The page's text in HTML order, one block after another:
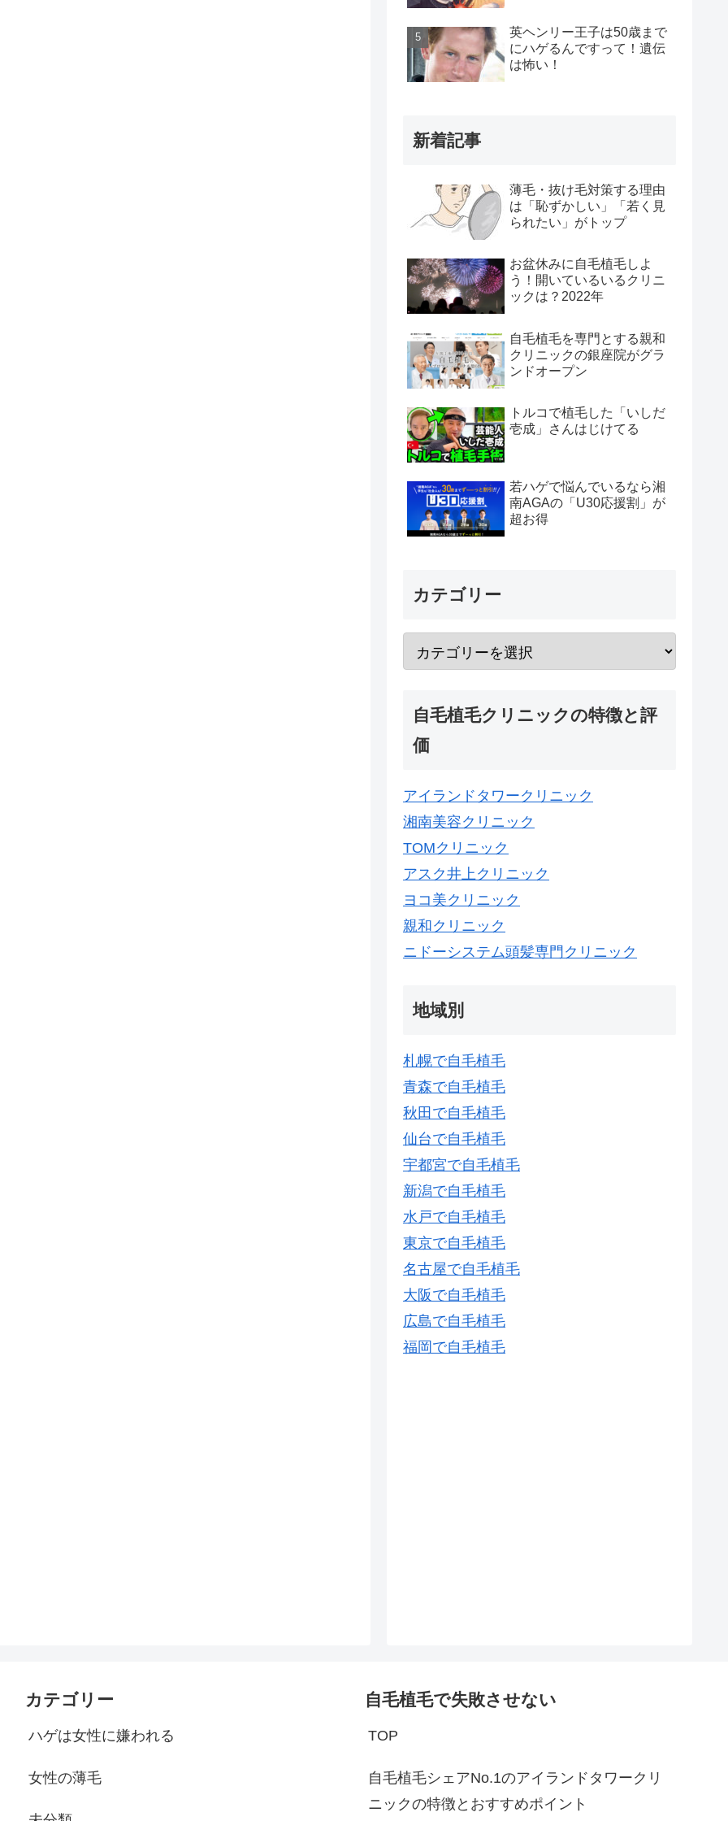
英ヘンリー王子は50歳まで
にハゲるんですって！遺伝
は怖い！
新着記事
薄毛・抜け毛対策する理由
は「恥ずかしい」「若く見
られたい」がトップ
お盆休みに自毛植毛しよ
う！開いているいるクリニ
ックは？2022年
自毛植毛を専門とする親和
クリニックの銀座院がグラ
ンドオープン
トルコで植毛した「いしだ
壱成」さんはじけてる
若ハゲで悩んでいるなら湘
南AGAの「U30応援割」が
超お得
カテゴリー
自毛植毛クリニックの特徴と評
価
アイランドタワークリニック
湘南美容クリニック
TOMクリニック
アスク井上クリニック
ヨコ美クリニック
親和クリニック
ニドーシステム頭髪専門クリニック
地域別
札幌で自毛植毛
青森で自毛植毛
秋田で自毛植毛
仙台で自毛植毛
宇都宮で自毛植毛
新潟で自毛植毛
水戸で自毛植毛
東京で自毛植毛
名古屋で自毛植毛
大阪で自毛植毛
広島で自毛植毛
福岡で自毛植毛
カテゴリー
ハゲは女性に嫌われる
女性の薄毛
自毛植毛で失敗させない
TOP
自毛植毛シェアNo.1のアイランドタワークリ
ニックの特徴とおすすめポイント